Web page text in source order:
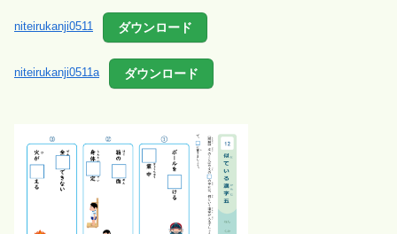
niteirukanji0511 ダウンロード
niteirukanji0511a ダウンロード